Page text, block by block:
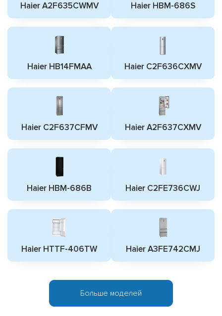
Haier A2F635CWMV Haier HBM-686S
Haier HB14FMAA Haier C2F636CXMV
Haier C2F637CFMV Haier A2F637CXMV
Haier HBM-686B Haier C2FE736CWJ
Haier HTTF-406TW Haier A3FE742CMJ
Больше моделей